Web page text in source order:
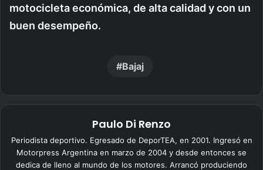
motocicleta económica, de alta calidad y con un
buen desempeño.
Bajaj
Paulo Di Renzo
Periodista deportivo. Egresado de DeporTEA, en 2001. Ingresó en
Motorpress Argentina en marzo de 2004 y desde entonces se
dedica de lleno al mundo de los motores. Arrancó produciendo